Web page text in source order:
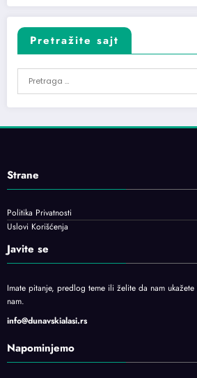
Pretražite sajt
Strane
Politika Privatnosti
Uslovi Korišćenja
Javite se
Imate pitanje, predlog teme ili želite da nam
nam.
info@dunavskialasi.rs
Napominjemo